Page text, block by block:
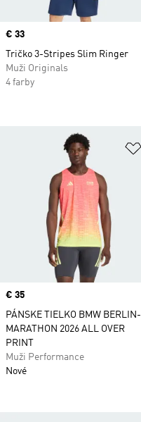
Price
€ 33
Tričko 3-Stripes Slim Ringer
Muži Originals
4 farby
Price
€ 35
PÁNSKE TIELKO BMW BERLIN-
MARATHON 2026 ALL OVER
PRINT
Muži Performance
Nové